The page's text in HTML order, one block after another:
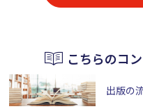
こちらのコ
出版の